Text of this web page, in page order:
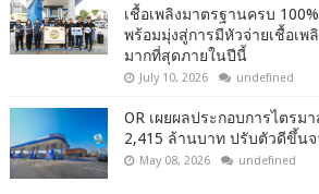
เชื้อเพลิงมาตรฐานครบ
พร้อมมุ่งสู่การมีหัวจ่ายเชื้อเพ
มากที่สุดภายในปีนี้
July 10, 2026 undefined
OR เผยผลประกอบการไตรม
2,415 ล้านบาท ปรับตัวดีขึ้นจ
May 08, 2026 undefined